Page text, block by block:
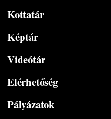
Kottatár
Képtár
Videótár
Elérhetőség
Pályázatok